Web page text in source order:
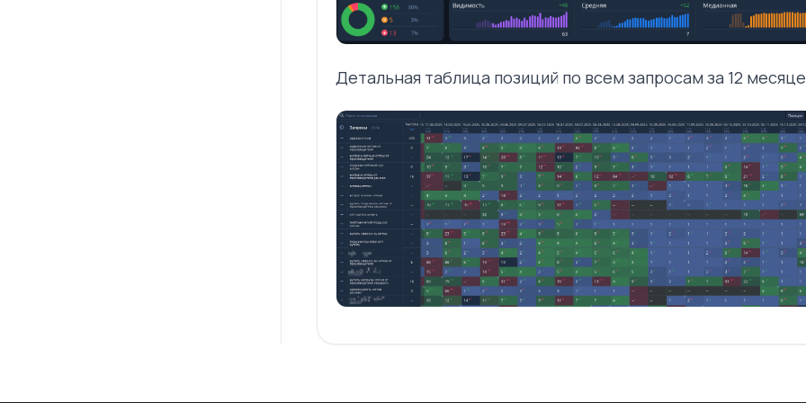
Детальная таблица позиций по всем запросам за 12